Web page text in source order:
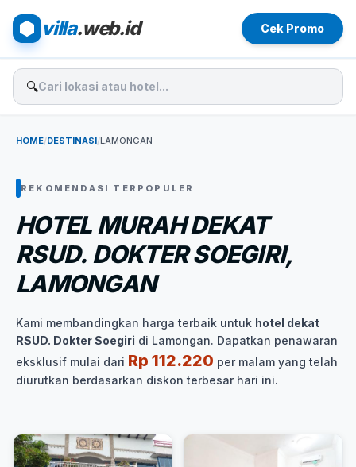
villa.web.id Cek Promo
🔍
HOME/DESTINASI/LAMONGAN
REKOMENDASI TERPOPULER
HOTEL MURAH DEKAT
RSUD. DOKTER SOEGIRI,
LAMONGAN
Kami membandingkan harga terbaik untuk hotel dekat
RSUD. Dokter Soegiri di Lamongan. Dapatkan penawaran
eksklusif mulai dari Rp 112.220 per malam yang telah
diurutkan berdasarkan diskon terbesar hari ini.